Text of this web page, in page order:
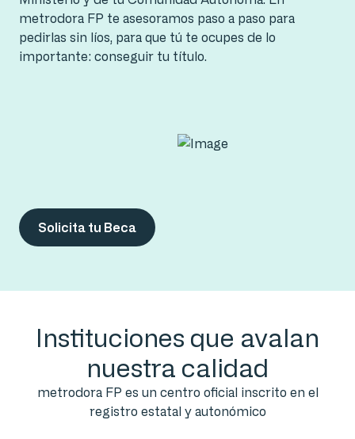
metrodora FP te asesoramos paso a paso para
pedirlas sin líos, para que tú te ocupes de lo
importante: conseguir tu título.
Solicita tu Beca
Instituciones que avalan
nuestra calidad
metrodora FP es un centro oficial inscrito en el
registro estatal y autonómico